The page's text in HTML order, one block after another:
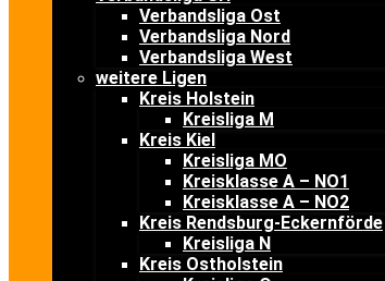
Verbandsliga Ost
Verbandsliga Nord
Verbandsliga West
weitere Ligen
Kreis Holstein
Kreisliga M
Kreis Kiel
Kreisliga MO
Kreisklasse A – NO1
Kreisklasse A – NO2
Kreis Rendsburg-Eckernförde
Kreisliga N
Kreis Ostholstein